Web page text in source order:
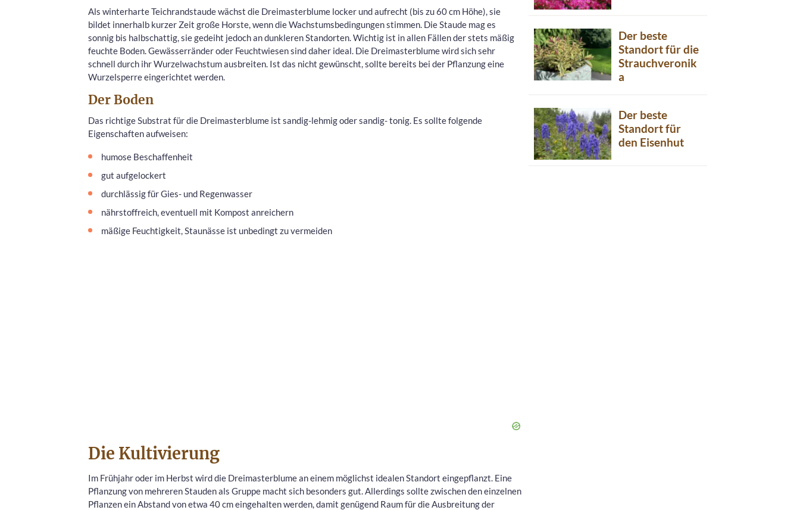
Als winterharte Teichrandstaude wächst die Dreimasterblume locker und aufrecht (bis zu 60 cm Höhe), sie
bildet innerhalb kurzer Zeit große Horste, wenn die Wachstumsbedingungen stimmen. Die Staude mag es
sonnig bis halbschattig, sie gedeiht jedoch an dunkleren Standorten. Wichtig ist in allen Fällen der stets mäßig
feuchte Boden. Gewässerränder oder Feuchtwiesen sind daher ideal. Die Dreimasterblume wird sich sehr
schnell durch ihr Wurzelwachstum ausbreiten. Ist das nicht gewünscht, sollte bereits bei der Pflanzung eine
Wurzelsperre eingerichtet werden.
Der Boden
Das richtige Substrat für die Dreimasterblume ist sandig-lehmig oder sandig- tonig. Es sollte folgende
Eigenschaften aufweisen:
humose Beschaffenheit
gut aufgelockert
durchlässig für Gies- und Regenwasser
nährstoffreich, eventuell mit Kompost anreichern
mäßige Feuchtigkeit, Staunässe ist unbedingt zu vermeiden
Die Kultivierung
Im Frühjahr oder im Herbst wird die Dreimasterblume an einem möglichst idealen Standort eingepflanzt. Eine
Pflanzung von mehreren Stauden als Gruppe macht sich besonders gut. Allerdings sollte zwischen den einzelnen
Pflanzen ein Abstand von etwa 40 cm eingehalten werden, damit genügend Raum für die Ausbreitung der
Der beste
Standort für die
Strauchveronik
a
Der beste
Standort für
den Eisenhut